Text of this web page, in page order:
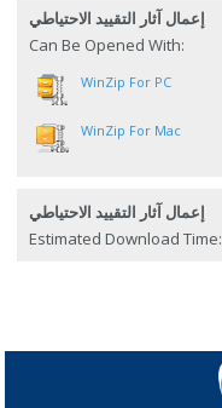
إعمال آثار التقييد الاحتياطي
Can Be Opened With:
WinZip For PC
WinZip For Mac
إعمال آثار التقييد الاحتياطي
Estimated Download Time: